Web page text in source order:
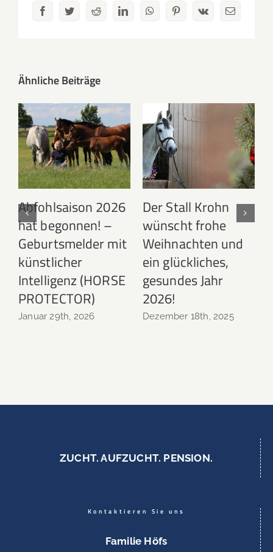
FacebookTwitterRedditLinkedInWhatsAppPinterest
Vk
E-
Ähnliche Beiträge
Abfohlsaison 2026
hat begonnen! –
Geburtsmelder mit
künstlicher
Intelligenz (HORSE
PROTECTOR)
Januar 29th, 2026
Der Stall Krohn
wünscht frohe
Weihnachten und
ein glückliches,
gesundes Jahr
2026!
Dezember 18th, 2025
ZUCHT. AUFZUCHT. PENSION.
Kontaktieren Sie uns
Familie Höfs